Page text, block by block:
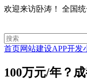
欢迎来访卧涛！ 全国统
首页网站建设APP开发
100万元/年？